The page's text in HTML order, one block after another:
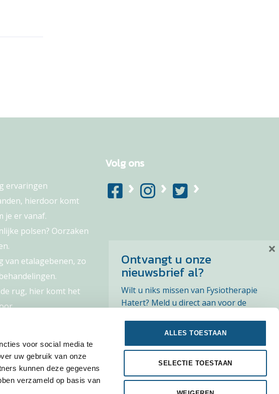
voor social media te
uw gebruik van onze
kunnen deze gegevens
verzameld op basis van
ALLES TOESTAAN
SELECTIE TOESTAAN
ervaringen
hierdoor komt
je er vanaf.
polsen? Oorzaken
van etalagebenen, zo
rug, hier komt het
Volg ons
Ontvangt u onze
nieuwsbrief al?
Wilt u niks missen van Fysiotherapie
Hatert? Meld u direct aan voor de
nieuws en tips. Zieprivacyverklaring
×